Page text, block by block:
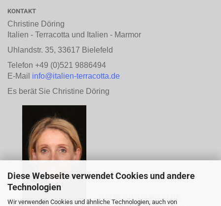
Diese Webseite verwendet Cookies und andere
Technologien
Wir verwenden Cookies und ähnliche Technologien, auch von
KONTAKT
Christine Döring
Italien - Terracotta und Italien - Marmor
Uhlandstr. 35, 33617 Bielefeld
Telefon +49 (0)521 9886494
E-Mail info@italien-terracotta.de
Es berät Sie Christine Döring